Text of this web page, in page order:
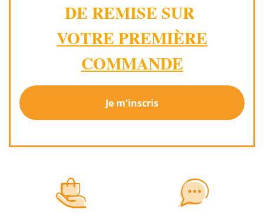
DE REMISE SUR
VOTRE PREMIÈRE
COMMANDE
Je m'inscris